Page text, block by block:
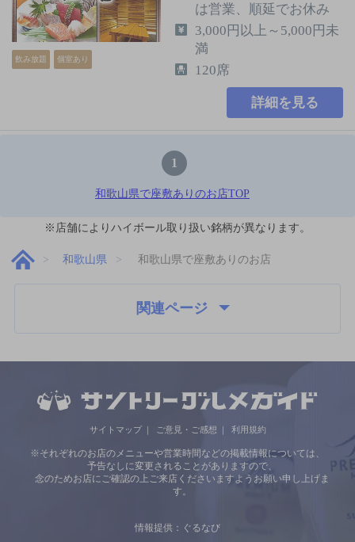
飲み放題 個室あり
は営業、順延でお休み
3,000円以上～5,000円未
満
120席
詳細を見る
1
和歌山県で座敷ありのお店TOP
※店舗によりハイボール取り扱い銘柄が異なります。
和歌山県 和歌山県で座敷ありのお店
関連ページ
サイトマップ ご意見・ご感想 利用規約
※それぞれのお店のメニューや営業時間などの掲載情報については、
予告なしに変更されることがありますので、
念のためお店にご確認の上ご来店くださいますようお願い申し上げま
す。
情報提供：ぐるなび